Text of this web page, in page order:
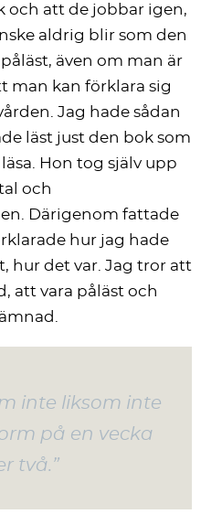
och att de jobbar igen,
aldrig blir som den
även om man är
man kan förklara sig
Jag hade sådan
läst just den bok som
Hon tog själv upp
och
Därigenom fattade
hur jag hade
hur det var. Jag tror att
att vara påläst och
inte liksom inte
på en vecka
två.”